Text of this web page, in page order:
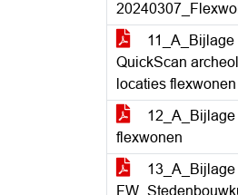
11_A_Bijlage
QuickScan
locaties flexwonen
flexwonen
13_A_Bijlage